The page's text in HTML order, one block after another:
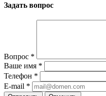
Задать вопрос
Вопрос *
Ваше имя *
Телефон *
E-mail *